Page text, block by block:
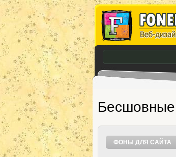
ФОНЫ ДЛЯ САЙТА